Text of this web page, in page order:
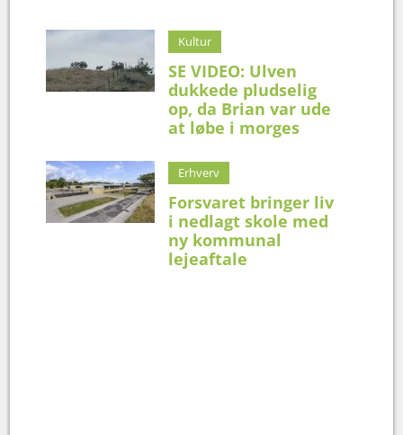
Kultur
SE VIDEO: Ulven
dukkede pludselig
op, da Brian var ude
at løbe i morges
Erhverv
Forsvaret bringer liv
i nedlagt skole med
ny kommunal
lejeaftale